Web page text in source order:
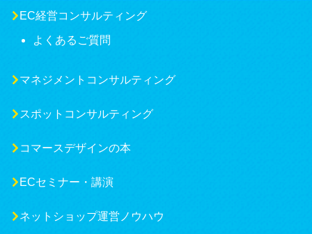
EC経営コンサルティング
よくあるご質問
マネジメントコンサルティング
スポットコンサルティング
コマースデザインの本
ECセミナー・講演
ネットショップ運営ノウハウ